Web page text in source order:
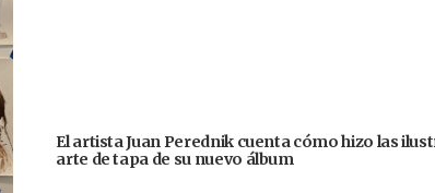
El artista Juan Perednik cuenta cómo hizo las
arte de tapa de su nuevo álbum